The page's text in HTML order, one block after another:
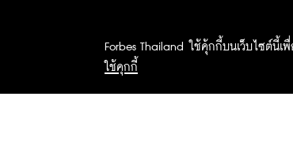
Forbes Thailand ใช้คุ้กกี้บนเว็บไซต์นี้เ
ใช้คุกกี้